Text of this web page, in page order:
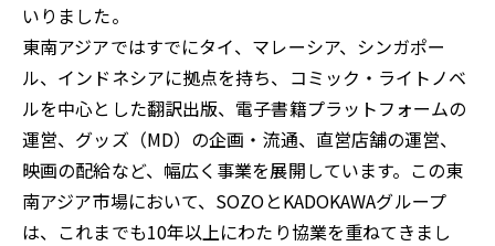
いりました。
東南アジアではすでにタイ、マレーシア、シンガポー
ル、インドネシアに拠点を持ち、コミック・ライトノベ
ルを中心とした翻訳出版、電子書籍プラットフォームの
運営、グッズ（MD）の企画・流通、直営店舗の運営、
映画の配給など、幅広く事業を展開しています。この東
南アジア市場において、SOZOとKADOKAWAグループ
は、これまでも10年以上にわたり協業を重ねてきまし